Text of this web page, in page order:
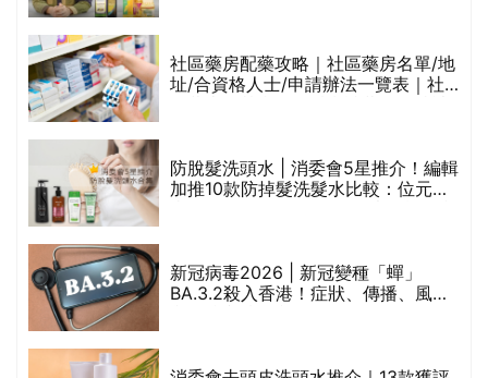
社區藥房配藥攻略｜社區藥房名單/地
址/合資格人士/申請辦法一覽表｜社
防脫髮洗頭水 | 消委會5星推介！編輯
加推10款防掉髮洗髮水比較：位元
新冠病毒2026 | 新冠變種「蟬」
BA.3.2殺入香港！症狀、傳播、風險